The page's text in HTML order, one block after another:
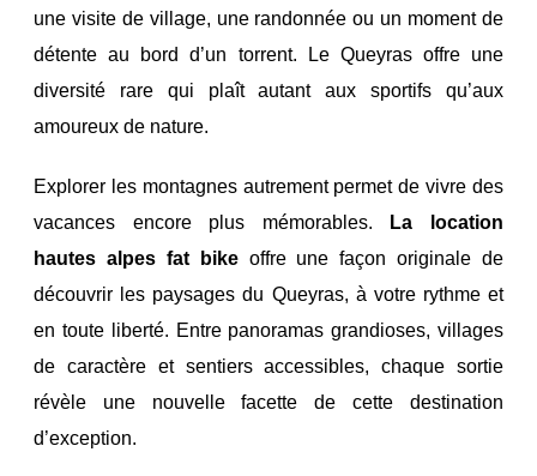
une visite de village, une randonnée ou un moment de
détente au bord d’un torrent.
Le Queyras offre une
diversité rare qui plaît autant aux sportifs qu’aux
amoureux de nature.
Explorer les montagnes autrement permet de vivre des
vacances encore plus mémorables.
La location
hautes alpes fat bikeoffre une façon originale de
découvrir les paysages du Queyras, à votre rythme et
en toute liberté. Entre panoramas grandioses, villages
de caractère et sentiers accessibles, chaque sortie
révèle une nouvelle facette de cette destination
d’exception.